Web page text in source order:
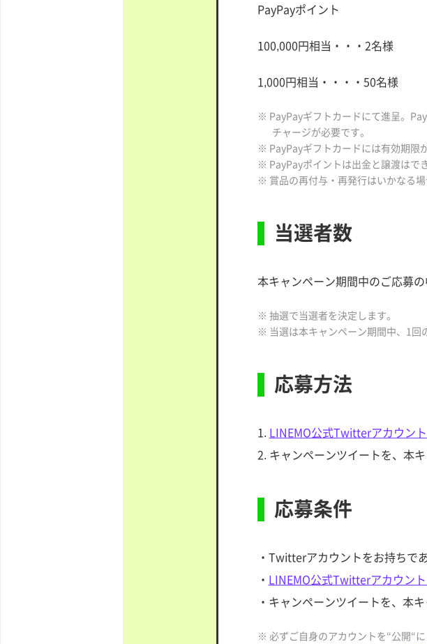
PayPayポイント
100,000円相当・・・2名様
1,000円相当・・・・50名様
※ PayPayギフトカードにて進呈。
チャージが必要です。
※ PayPayギフトカードには有効期限
※ PayPayポイントは出金と譲渡はで
※ 賞品の再付与・再発行はいかなる場
当選者数
本キャンペーン期間中のご応募
※ 抽選で当選者を決定します。
※ 当選は本キャンペーン期間中、1回
応募方法
1. LINEMO公式Twitterアカウン
2. キャンペーンツイートを、本
応募条件
・Twitterアカウントをお持ちで
・ LINEMO公式Twitterアカウン
・キャンペーンツイートを、本
※ 必ずご自身のアカウントを“公開“